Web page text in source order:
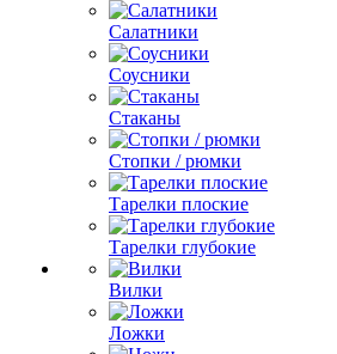
Салатники
Соусники
Стаканы
Стопки / рюмки
Тарелки плоские
Тарелки глубокие
Вилки
Ложки